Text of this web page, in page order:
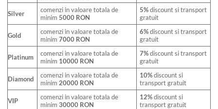
Silver
comenzi in valoare totala de
minim5000 RON
5%discount si transport
gratuit
Gold
comenzi in valoare totala de
minim7000 RON
6%discount si transport
gratuit
Platinum
comenzi in valoare totala de
minim 10000 RON
7%discount si transport
gratuit
Diamond
comenzi in valoare totala de
minim 20000 RON
10%discount si
transport gratuit
VIP
comenzi in valoare totala de
minim30000 RON
12%discount si
transport gratuit